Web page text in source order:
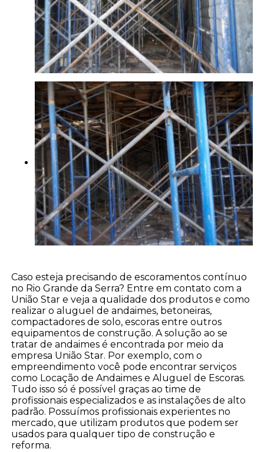
Caso esteja precisando de escoramentos contínuo
no Rio Grande da Serra? Entre em contato com a
União Star e veja a qualidade dos produtos e como
realizar o aluguel de andaimes, betoneiras,
compactadores de solo, escoras entre outros
equipamentos de construção. A solução ao se
tratar de andaimes é encontrada por meio da
empresa União Star. Por exemplo, com o
empreendimento você pode encontrar serviços
como Locação de Andaimes e Aluguel de Escoras.
Tudo isso só é possível graças ao time de
profissionais especializados e as instalações de alto
padrão. Possuímos profissionais experientes no
mercado, que utilizam produtos que podem ser
usados para qualquer tipo de construção e
reforma.